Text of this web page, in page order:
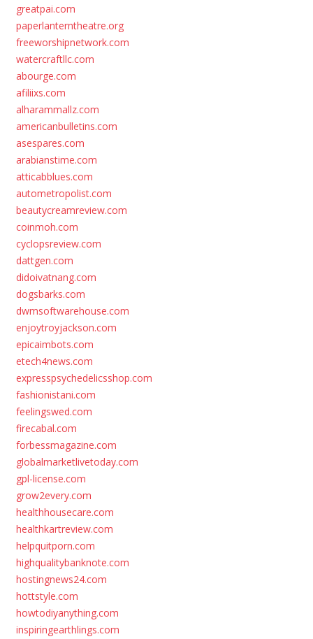
greatpai.com
paperlanterntheatre.org
freeworshipnetwork.com
watercraftllc.com
abourge.com
afiliixs.com
alharammallz.com
americanbulletins.com
asespares.com
arabianstime.com
atticabblues.com
autometropolist.com
beautycreamreview.com
coinmoh.com
cyclopsreview.com
dattgen.com
didoivatnang.com
dogsbarks.com
dwmsoftwarehouse.com
enjoytroyjackson.com
epicaimbots.com
etech4news.com
expresspsychedelicsshop.com
fashionistani.com
feelingswed.com
firecabal.com
forbessmagazine.com
globalmarketlivetoday.com
gpl-license.com
grow2every.com
healthhousecare.com
healthkartreview.com
helpquitporn.com
highqualitybanknote.com
hostingnews24.com
hottstyle.com
howtodiyanything.com
inspiringearthlings.com